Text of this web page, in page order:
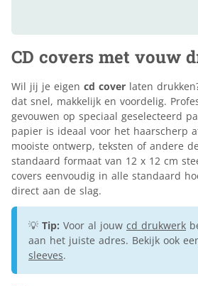
CD covers met vouw
Wil jij je eigen cd cover laten
dat snel, makkelijk en voordelig.
gevouwen op speciaal geselecteerd
papier is ideaal voor het haarscherp
mooiste ontwerp, teksten of andere
standaard formaat van 12 x 12 cm
covers eenvoudig in alle standaard
direct aan de slag.
💡 Tip: Voor al jouw cd drukwerk
aan het juiste adres. Bekijk ook
sleeves.